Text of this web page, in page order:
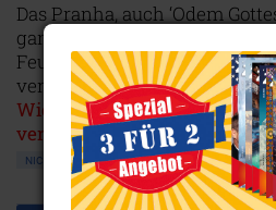
Das Pranha, auch ‘Odem
ganze Galaxien am Leben.
Feuer der Sonne würden die
vergehen wie die Menschen.
Wiederveröffentlichung,
vergriffenen ZeitenSchrift Nr.
NICHT ONLINE VERFÜGBAR AUSGABE